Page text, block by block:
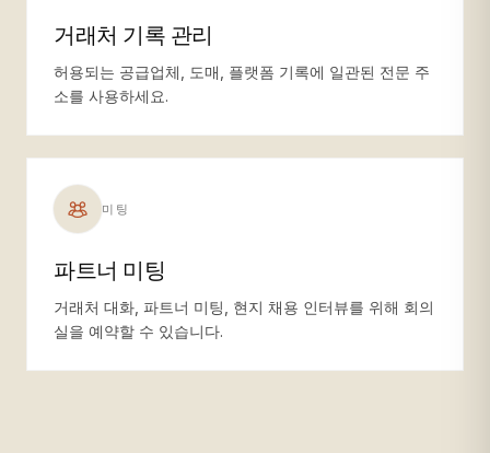
거래처 기록 관리
허용되는 공급업체, 도매, 플랫폼 기록에 일관된 전문 주
소를 사용하세요.
미팅
파트너 미팅
거래처 대화, 파트너 미팅, 현지 채용 인터뷰를 위해 회의
실을 예약할 수 있습니다.